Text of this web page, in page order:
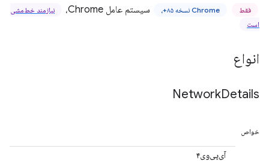
فقط Chrome نسخه ۸۵+، سیستم عامل Chrome،
نیازمند خط‌مشی
است
انواع
NetworkDetails
خواص
آی‌پی‌وی۴